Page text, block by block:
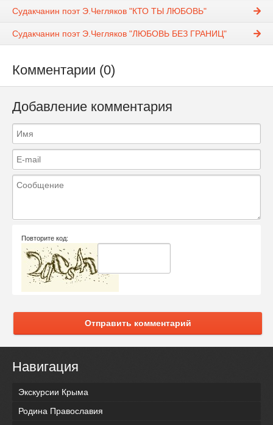
Судакчанин поэт Э.Чегляков "КТО ТЫ ЛЮБОВЬ"
Судакчанин поэт Э.Чегляков "ЛЮБОВЬ БЕЗ ГРАНИЦ"
Комментарии (0)
Добавление комментария
Повторите код:
Отправить комментарий
Навигация
Экскурсии Крыма
Родина Православия